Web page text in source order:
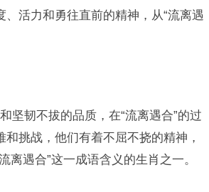
活力和勇往直前的精神，从“流离遇
坚韧不拔的品质，在“流离遇合”的过
挑战，他们有着不屈不挠的精神，
遇合”这一成语含义的生肖之一。